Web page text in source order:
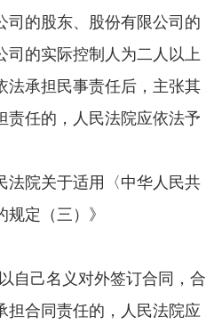
司的股东、股份有限公司的
司的实际控制人为二人以上
法承担民事责任后，主张其
责任的，人民法院应依法予
院关于适用〈中华人民共
定（三）》
己名义对外签订合同，合
担合同责任的，人民法院应